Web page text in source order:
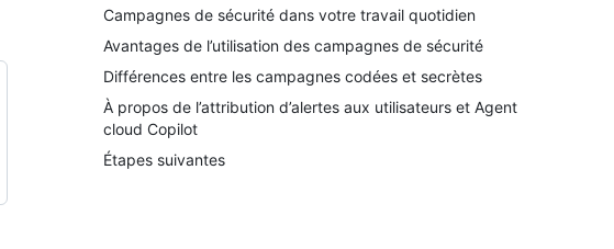
Campagnes de sécurité dans votre travail quotidien
Avantages de l’utilisation des campagnes de sécurité
Différences entre les campagnes codées et secrètes
À propos de l’attribution d’alertes aux utilisateurs et Agent
cloud Copilot
Étapes suivantes